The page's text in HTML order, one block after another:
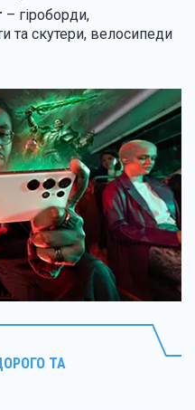
– гіроборди,
та скутери, велосипеди
ТА